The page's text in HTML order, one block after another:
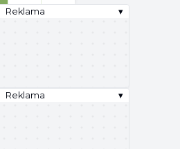
Reklama ▾
Reklama ▾